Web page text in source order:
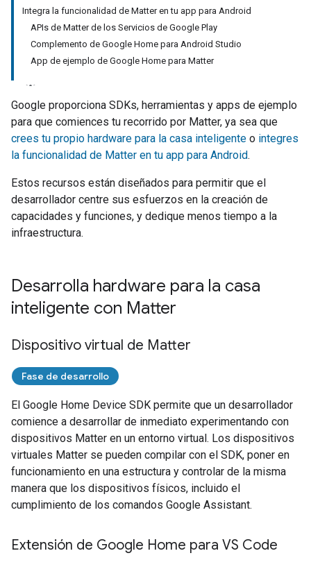
Integra la funcionalidad de Matter en tu app para Android
APIs de Matter de los Servicios de Google Play
Complemento de Google Home para Android Studio
App de ejemplo de Google Home para Matter
Google proporciona SDKs, herramientas y apps de ejemplo
para que comiences tu recorrido por Matter, ya sea que
crees tu propio hardware para la casa inteligente o integres
la funcionalidad de Matter en tu app para Android.
Estos recursos están diseñados para permitir que el
desarrollador centre sus esfuerzos en la creación de
capacidades y funciones, y dedique menos tiempo a la
infraestructura.
Desarrolla hardware para la casa
inteligente con Matter
Dispositivo virtual de Matter
Fase de desarrollo
El Google Home Device SDK permite que un desarrollador
comience a desarrollar de inmediato experimentando con
dispositivos Matter en un entorno virtual. Los dispositivos
virtuales Matter se pueden compilar con el SDK, poner en
funcionamiento en una estructura y controlar de la misma
manera que los dispositivos físicos, incluido el
cumplimiento de los comandos Google Assistant.
Extensión de Google Home para VS Code